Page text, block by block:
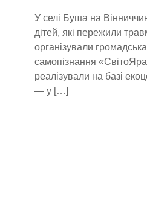
У селі Буша на
дітей, які пережили
організували
самопізнання
реалізували на базі
— у […]